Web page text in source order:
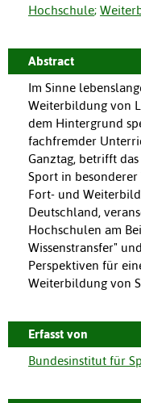
Hochschule;
Abstract
Im Sinne
Weiterbildung von
dem Hintergrund
fachfremder
Ganztag, betrifft
Sport in besonderer
Fort- und
Deutschland,
Hochschulen am
Wissenstransfer"
Perspektiven für
Weiterbildung von
Erfasst von
Bundesinstitut für